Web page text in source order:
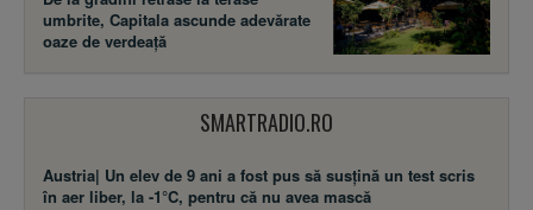
umbrite, Capitala ascunde adevărate
oaze de verdeață
SMARTRADIO.RO
Austria| Un elev de 9 ani a fost pus să susţină un test scris
în aer liber, la -1°C, pentru că nu avea mască